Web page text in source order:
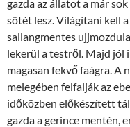
gazda az állatot a már
sötét lesz. Világítani kell
sallangmentes
lekerül a testről. Majd jól
magasan fekvő faágra. A
melegében felfalják az
időközben előkészített
gazda a gerince mentén,